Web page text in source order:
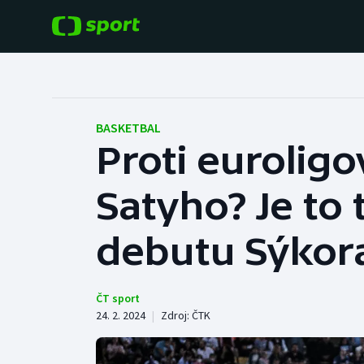
Hokej
Tenis
Atletika
Baseball a softbal
Basketbal
Biatlon
BASKETBAL
Proti
Satyho? Je
debutu
ČT sport
24. 2. 2024 | Zdroj: ČTK